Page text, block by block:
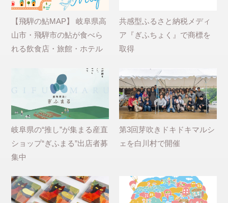
【飛騨の鮎MAP】 岐阜県高
山市・飛騨市の鮎が食べら
れる飲食店・旅館・ホテル
共感型ふるさと納税メディ
ア『ぎふちょく』で商標を
取得
岐阜県の“推し”が集まる産直
ショップ“ぎふまる”出店者募
集中
第3回芽吹きドキドキマルシ
ェを白川村で開催